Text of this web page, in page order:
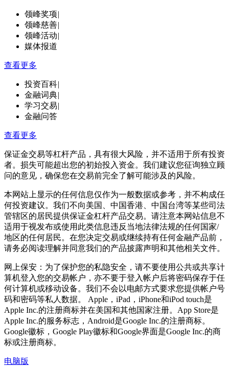
领峰奖项|
领峰慈善|
领峰活动|
媒体报道
查看更多
投资百科|
金融词典|
学习交易|
金融问答
查看更多
保证金交易等杠杆产品，具有很大风险，并不适用于所有投资
者。损失可能超出您的初始投入资金。我们建议您征询独立顾
问的意见，确保您在交易前完全了解可能涉及的风险。
本网站上显示的任何信息仅作为一般数据或参考，并不构成任
何投资建议。我们不向美国、中国香港、中国台湾等某些司法
管辖区的居民提供保证金杠杆产品交易。请注意本网站信息不
适用于视发布或使用此类信息违反当地法律法规的任何国家/
地区的任何居民。在您决定交易或继续持有任何金融产品前，
请务必阅读理解并同意我们的产品披露声明和其他相关文件。
网上保安：为了保护您的私隐安全，请不要使用公共或共享计
算机登入您的交易帐户，亦不要于登入帐户后将密码保存于任
何计算机或移动设备。我们不会以电邮方式要求您提供帐户号
码和密码等私人数据。 Apple，iPad，iPhone和iPod touch是
Apple Inc.的注册商标并在美国和其他国家注册。App Store是
Apple Inc.的服务标志，Android是Google Inc.的注册商标。
Google徽标，Google Play徽标和Google界面是Google Inc.的商
标或注册商标。
电脑版